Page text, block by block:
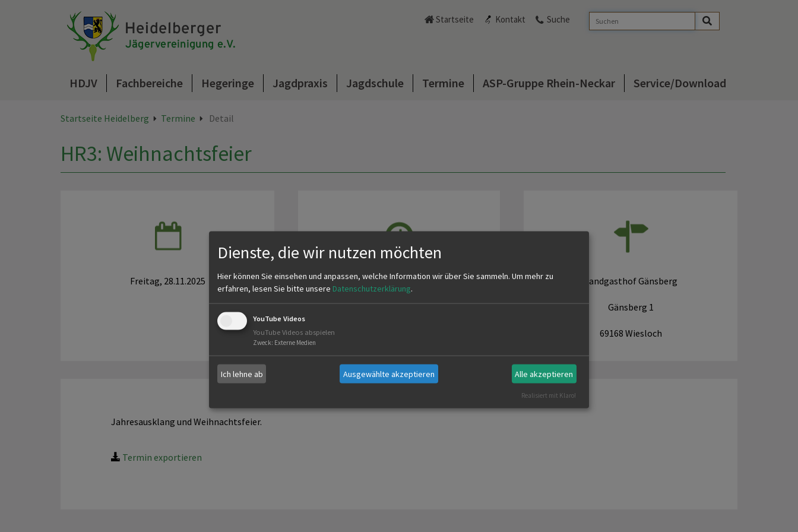
Startseite Kontakt Suche
HDJV Fachbereiche Hegeringe Jagdpraxis Jagdschule Termine ASP-Gruppe Rhein-Neckar Service/Download
Startseite Heidelberg Termine Detail
HR3: Weihnachtsfeier
Freitag, 28.11.2025
19:00
Ende: 22:00
Landgasthof Gänsberg
Gänsberg 1
69168 Wiesloch
Jahresausklang und Weihnachtsfeier.
Termin exportieren
Dienste, die wir nutzen möchten
Hier können Sie einsehen und anpassen, welche Information wir über Sie sammeln. Um mehr zu
erfahren, lesen Sie bitte unsere Datenschutzerklärung.
YouTube Videos
YouTube Videos abspielen
Zweck: Externe Medien
Ich lehne ab Ausgewählte akzeptieren Alle akzeptieren
Realisiert mit Klaro!